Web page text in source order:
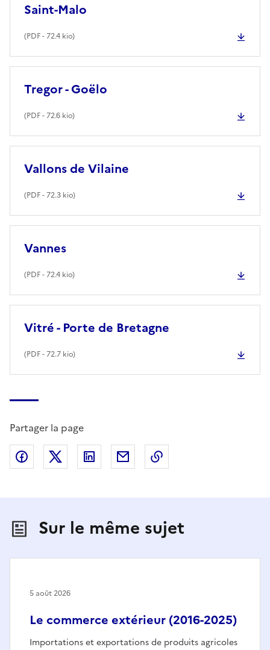
Saint-Malo
(PDF- 72.4 kio)
Tregor - Goëlo
(PDF- 72.6 kio)
Vallons de Vilaine
(PDF- 72.3 kio)
Vannes
(PDF- 72.4 kio)
Vitré - Porte de Bretagne
(PDF- 72.7 kio)
Partager la page
Partager sur Facebook
Partager sur X (anciennement Twitter)
Partager sur LinkedIn
Partager par email
Sur le même sujet
Le commerce extérieur (2016-2025)
Importations et exportations de produits agricoles
5 août 2026